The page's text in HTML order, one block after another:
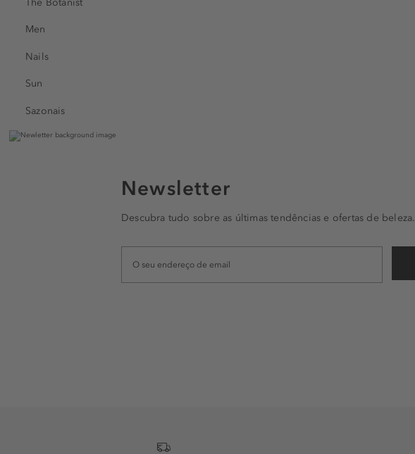
Men
Nails
Sun
Sazonais
Newsletter
Descubra tudo sobre as últimas tendências e ofertas de beleza.